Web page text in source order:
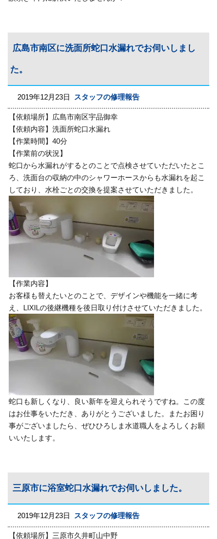
広島市南区に洗面所蛇口水漏れでお伺いしまし
た。
2019年12月23日 スタッフの修理報告
【依頼場所】広島市南区宇品御幸
【依頼内容】洗面所蛇口水漏れ
【作業時間】40分
【作業前の状況】
蛇口から水漏れがするとのことで点検させていただいたとこ
ろ、洗面台の収納の中のシャワーホースからも水漏れを起こ
しており、水栓ごとの交換を提案させていただきました。
【作業内容】
お客様も替えたいとのことで、デザインや機能を一緒に考
え、LIXILの後継機種を後日取り付けさせていただきました。
蛇口も新しくなり、良い新年を迎えられそうですね。この度
はお仕事をいただき、ありがとうございました。またお困り
事がございましたら、ぜひひろしま水道職人をよろしくお願
いいたします。
三原市に浴室蛇口水漏れでお伺いしました。
2019年12月23日 スタッフの修理報告
【依頼場所】三原市久井町山中野